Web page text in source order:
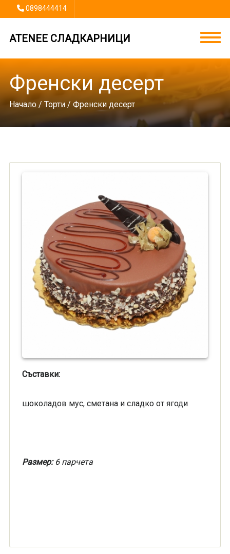
0898444414
ATENEE СЛАДКАРНИЦИ
Френски десерт
Начало/ Торти/ Френски десерт
Съставки:
шоколадов мус, сметана и сладко от ягоди
Размер:6 парчета